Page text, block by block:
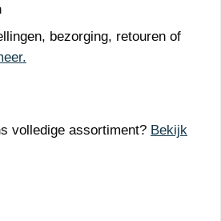
bezorging, retouren of
volledige assortiment? Bekijk